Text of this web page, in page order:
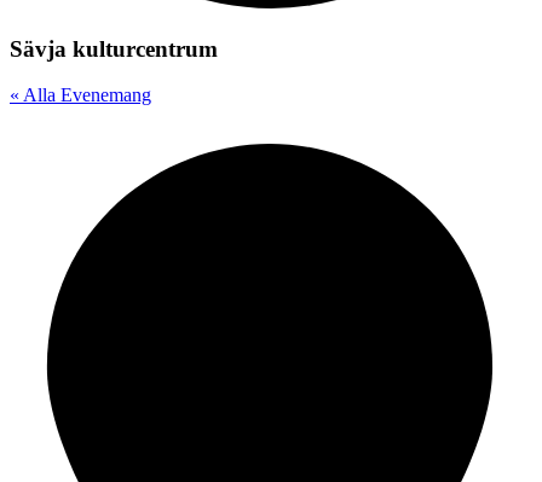
Sävja kulturcentrum
« Alla Evenemang